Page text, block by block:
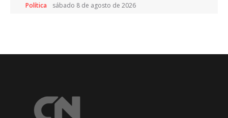
Política sábado 8 de agosto de 2026